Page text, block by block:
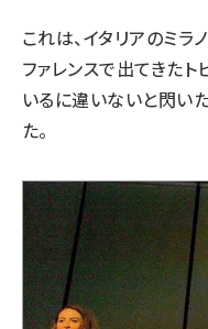
これは、イタリアのミ
ファレンスで出てきた
いるに違いないと閃い
た。